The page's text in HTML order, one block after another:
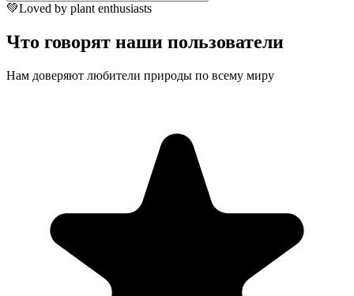
💚Loved by plant enthusiasts
Что говорят наши пользователи
Нам доверяют любители природы по всему миру